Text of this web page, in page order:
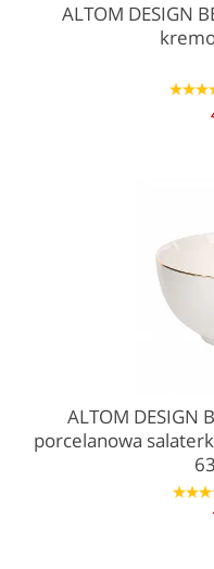
ALTOM DESIGN
1 2 3
ALTOM DESIGN
porcelanowa
1 2 3